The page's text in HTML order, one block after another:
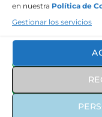
en nuestra Política de
Gestionar los servicios
Renting
Encuentra las
necesidades
Plan de Gestión.